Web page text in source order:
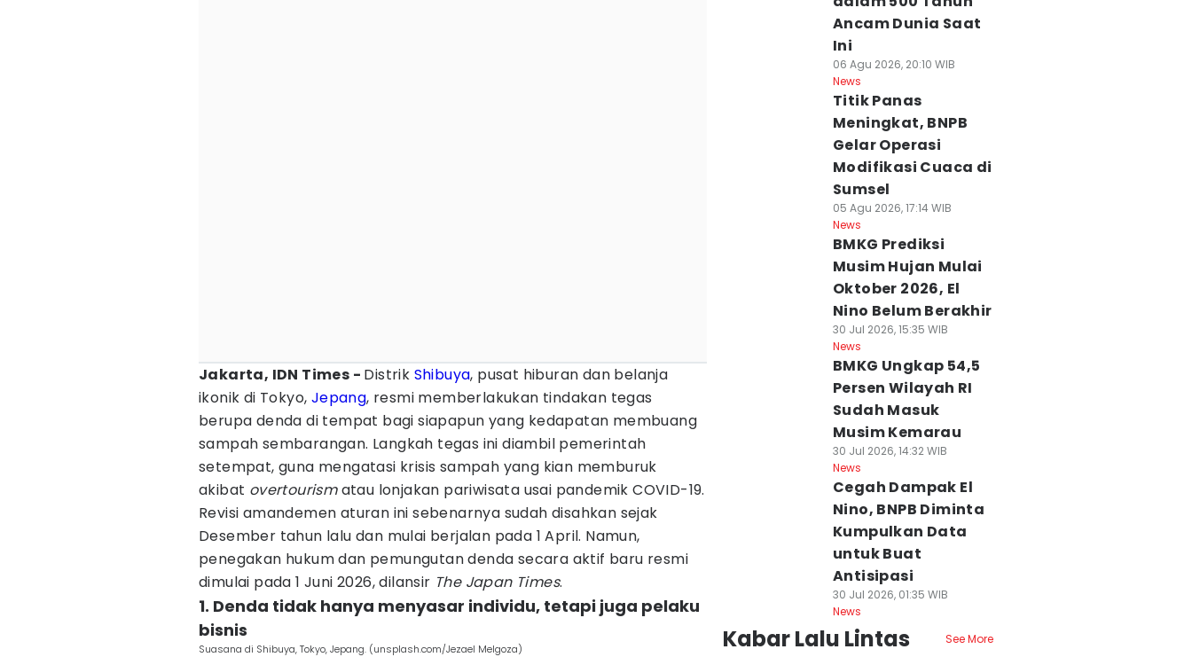
Jakarta, IDN Times - Distrik Shibuya, pusat hiburan dan belanja
ikonik di Tokyo, Jepang, resmi memberlakukan tindakan tegas
berupa denda di tempat bagi siapapun yang kedapatan membuang
sampah sembarangan. Langkah tegas ini diambil pemerintah
setempat, guna mengatasi krisis sampah yang kian memburuk
akibat overtourismatau lonjakan pariwisata usai pandemik COVID-19.
Revisi amandemen aturan ini sebenarnya sudah disahkan sejak
Desember tahun lalu dan mulai berjalan pada 1 April. Namun,
penegakan hukum dan pemungutan denda secara aktif baru resmi
dimulai pada 1 Juni 2026, dilansir The Japan Times.
1. Denda tidak hanya menyasar individu, tetapi juga pelaku
bisnis
Suasana di Shibuya, Tokyo, Jepang. (unsplash.com/Jezael Melgoza)
Ancam Dunia Saat
Ini
06 Agu 2026, 20:10 WIB
News
Titik Panas
Meningkat, BNPB
Gelar Operasi
Modifikasi Cuaca di
Sumsel
05 Agu 2026, 17:14 WIB
News
BMKG Prediksi
Musim Hujan Mulai
Oktober 2026, El
Nino Belum Berakhir
30 Jul 2026, 15:35 WIB
News
BMKG Ungkap 54,5
Persen Wilayah RI
Sudah Masuk
Musim Kemarau
30 Jul 2026, 14:32 WIB
News
Cegah Dampak El
Nino, BNPB Diminta
Kumpulkan Data
untuk Buat
Antisipasi
30 Jul 2026, 01:35 WIB
News
Kabar Lalu Lintas See More